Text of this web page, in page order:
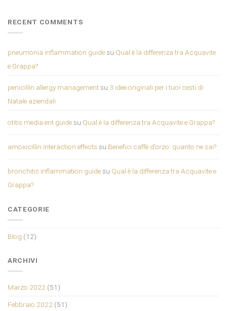
RECENT COMMENTS
pneumonia inflammation guidesu Qual è la differenza tra Acquavite
e Grappa?
penicillin allergy managementsu 3 idee originali per i tuoi cesti di
Natale aziendali
otitis media ent guidesu Qual è la differenza tra Acquavite e Grappa?
amoxicillin interaction effects su Benefici caffè d’orzo: quanto ne sai?
bronchitis inflammation guidesu Qual è la differenza tra Acquavite e
Grappa?
CATEGORIE
Blog (12)
ARCHIVI
Marzo 2022 (51)
Febbraio 2022 (51)